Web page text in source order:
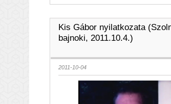
Kis Gábor nyilatkozata
bajnoki, 2011.10.4.)
2011-10-04